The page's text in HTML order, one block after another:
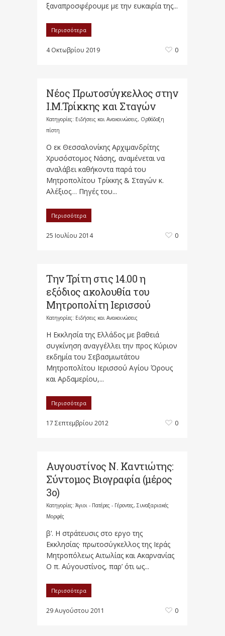
ξαναπροσφέρουμε με την ευκαιρία της...
Περισσότερα
4 Οκτωβρίου 2019 0
Νέος Πρωτοσύγκελλος στην
Ι.Μ.Τρίκκης και Σταγών
Κατηγορίες: Ειδήσεις και Ανακοινώσεις, Ορθόδοξη
πίστη
Ο εκ Θεσσαλονίκης Αρχιμανδρίτης
Χρυσόστομος Νάσης, αναμένεται να
αναλάβει καθήκοντα παρά του
Μητροπολίτου Τρίκκης & Σταγών κ.
Αλέξιος… Πηγές του...
Περισσότερα
25 Ιουλίου 2014 0
Την Τρίτη στις 14.00 η
εξόδιος ακολουθία του
Μητροπολίτη Ιερισσού
Κατηγορίες: Ειδήσεις και Ανακοινώσεις
Η Εκκλησία της Ελλάδος με βαθειά
συγκίνηση αναγγέλλει την προς Κύριον
εκδημία του Σεβασμιωτάτου
Μητροπολίτου Ιερισσού Αγίου Όρους
και Αρδαμερίου,...
Περισσότερα
17 Σεπτεμβρίου 2012 0
Αυγουστίνος Ν. Καντιώτης:
Σύντομος Βιογραφία (μέρος
3ο)
Κατηγορίες: Άγιοι - Πατέρες - Γέροντες, Συναξαριακές
Μορφές
β’. Η στράτευσις στο εργο της
Εκκλησίας· πρωτοσύγκελλος της Ιεράς
Μητροπόλεως Αιτωλίας και Ακαρνανίας
Ο π. Αύγουστίνος, παρ’ ότι ως...
Περισσότερα
29 Αυγούστου 2011 0